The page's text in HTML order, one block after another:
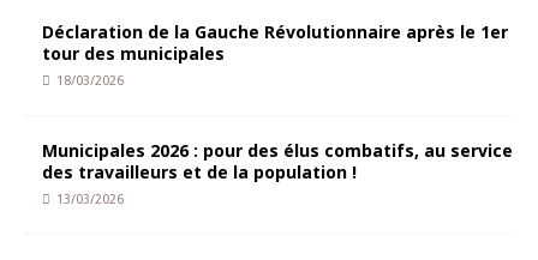
Déclaration de la Gauche Révolutionnaire après le 1er
tour des municipales
18/03/2026
Municipales 2026 : pour des élus combatifs, au service
des travailleurs et de la population !
13/03/2026